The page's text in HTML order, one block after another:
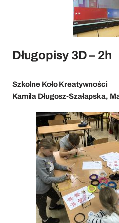
Długopisy 3D – 2h
Szkolne Koło Kreatywności
Kamila Długosz-Szałapska,